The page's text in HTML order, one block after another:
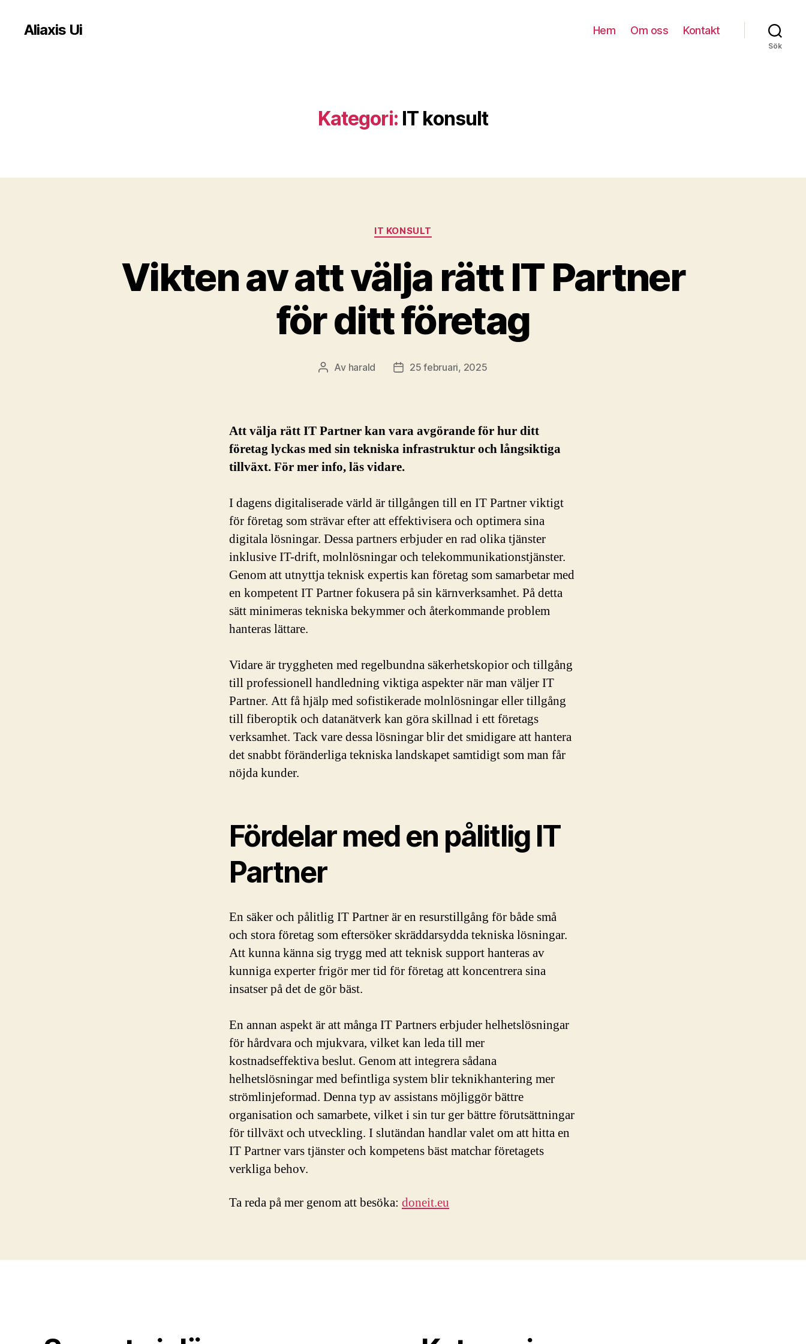
Aliaxis Ui Hem Om oss Kontakt
Sök
Kategori: IT konsult
Kategorier
IT KONSULT
Vikten av att välja rätt IT Partner
för ditt företag
Inläggsförfattare
Av harald Inläggsdatum
25 februari, 2025
Att välja rätt IT Partner kan vara avgörande för hur ditt
företag lyckas med sin tekniska infrastruktur och långsiktiga
tillväxt. För mer info, läs vidare.
I dagens digitaliserade värld är tillgången till en IT Partner viktigt
för företag som strävar efter att effektivisera och optimera sina
digitala lösningar. Dessa partners erbjuder en rad olika tjänster
inklusive IT-drift, molnlösningar och telekommunikationstjänster.
Genom att utnyttja teknisk expertis kan företag som samarbetar med
en kompetent IT Partner fokusera på sin kärnverksamhet. På detta
sätt minimeras tekniska bekymmer och återkommande problem
hanteras lättare.
Vidare är tryggheten med regelbundna säkerhetskopior och tillgång
till professionell handledning viktiga aspekter när man väljer IT
Partner. Att få hjälp med sofistikerade molnlösningar eller tillgång
till fiberoptik och datanätverk kan göra skillnad i ett företags
verksamhet. Tack vare dessa lösningar blir det smidigare att hantera
det snabbt föränderliga tekniska landskapet samtidigt som man får
nöjda kunder.
Fördelar med en pålitlig IT
Partner
En säker och pålitlig IT Partner är en resurstillgång för både små
och stora företag som eftersöker skräddarsydda tekniska lösningar.
Att kunna känna sig trygg med att teknisk support hanteras av
kunniga experter frigör mer tid för företag att koncentrera sina
insatser på det de gör bäst.
En annan aspekt är att många IT Partners erbjuder helhetslösningar
för hårdvara och mjukvara, vilket kan leda till mer
kostnadseffektiva beslut. Genom att integrera sådana
helhetslösningar med befintliga system blir teknikhantering mer
strömlinjeformad. Denna typ av assistans möjliggör bättre
organisation och samarbete, vilket i sin tur ger bättre förutsättningar
för tillväxt och utveckling. I slutändan handlar valet om att hitta en
IT Partner vars tjänster och kompetens bäst matchar företagets
verkliga behov.
Ta reda på mer genom att besöka: doneit.eu